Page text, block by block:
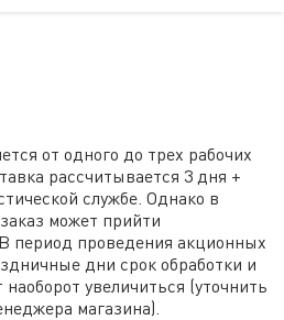
от одного до трех рабочих
рассчитывается 3 дня +
службе. Однако в
может прийти
период проведения акционных
дни срок обработки и
увеличиться (уточнить
магазина).